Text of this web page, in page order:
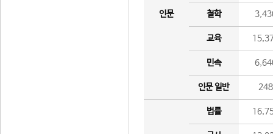
인문 철학
교육
민속
인문 일반 248
법률